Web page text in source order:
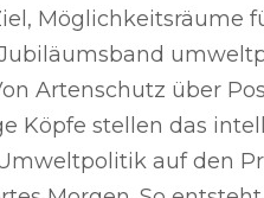
Möglichkeitsräume
Artenschutz über
Köpfe stellen das
auf den